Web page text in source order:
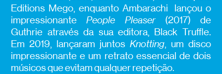
Editions Mego, enquanto Ambarachi lançou o
impressionantePeople Pleaser(2017) de
Guthrie através da sua editora, Black Truffle.
Em 2019, lançaram juntos Knotting, um disco
impressionante e um retrato essencial de dois
músicos que evitam qualquer repetição.